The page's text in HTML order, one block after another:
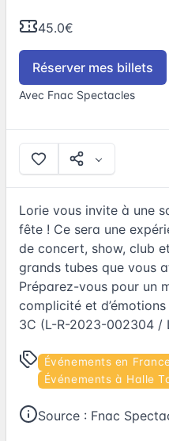
45.0€
Réserver mes billets
Avec Fnac Spectacles
Lorie vous invite à une
fête ! Ce sera une
de concert, show, club
grands tubes que vous
Préparez-vous pour un
complicité et
3C (L-R-2023-002304 /
Événements en
Événements à Halle
Source : Fnac